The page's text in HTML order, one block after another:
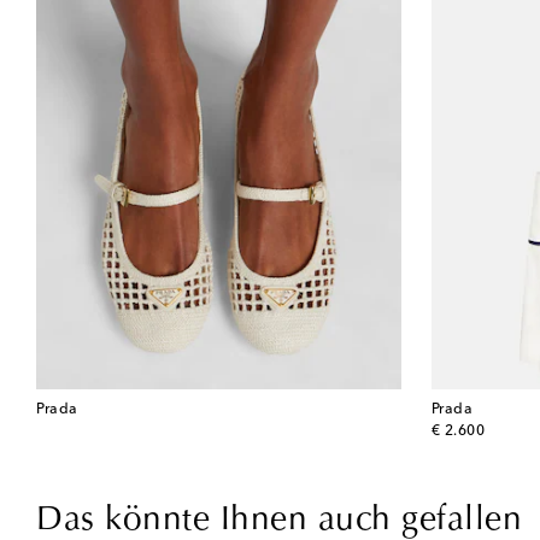
Prada
Prada
€ 2.600
original price
Das könnte Ihnen auch gefallen